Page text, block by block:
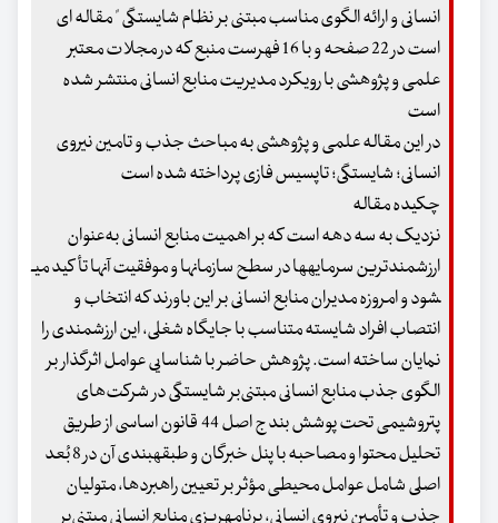
انسانی و ارائه الگوی مناسب مبتنی بر نظام شایستگی " مقاله ای
است در 22 صفحه و با 16 فهرست منبع که در مجلات معتبر
علمی و پژوهشی با رویکرد مدیریت منابع انسانی منتشر شده
است
در این مقاله علمی و پژوهشی به مباحث جذب و تامین نیروی
انسانی؛ شایستگی؛ تاپسیس فازی پرداخته شده است
چکیده مقاله
نزدیک به سه دهه است که بر اهمیت منابع انسانی به‌عنوان
ارزشمندترین سرمایه­ها در سطح سازمان­ها و موفقیت آنها تأکید می­
شود و امروزه مدیران منابع انسانی بر این باورند که انتخاب و
انتصاب افراد شایسته متناسب با جایگاه شغلی، این ارزشمندی را
نمایان ساخته است. پژوهش حاضر با شناسایی عوامل اثرگذار بر
الگوی جذب منابع انسانی مبتنی‌بر شایستگی در شرکت‌های
پتروشیمی تحت پوشش بند ج اصل 44 قانون اساسی از طریق
تحلیل محتوا و مصاحبه با پنل خبرگان و طبقه­بندی آن در 8 بُعد
اصلی شامل عوامل محیطی مؤثر بر تعیین راهبردها، متولیان
جذب و تأمین نیروی انسانی، برنامه­ریزی منابع انسانی مبتنی‌بر